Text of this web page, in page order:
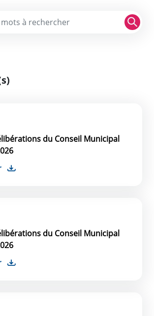
du Conseil Municipal
du Conseil Municipal